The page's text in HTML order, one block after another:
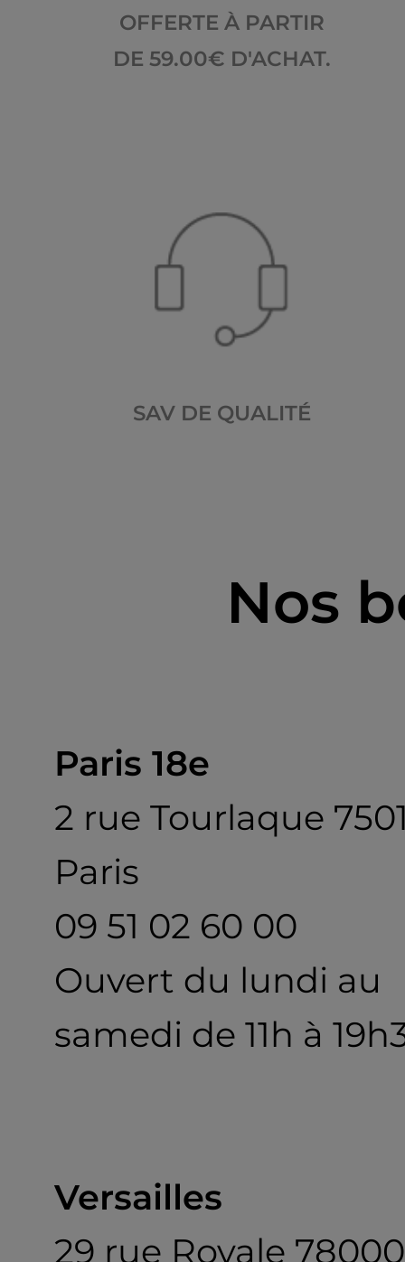
OFFERTE À PARTIR
DE 59.00€ D'ACHAT.
SAV DE QUALITÉ
Nos
Paris 18e
2 rue Tourlaque
Paris
09 51 02 60 00
Ouvert du lundi au
samedi de 11h à
Versailles
29 rue Royale 78000